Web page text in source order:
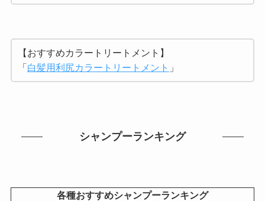
【おすすめカラートリートメント】
「白髪用利尻カラートリートメント 」
シャンプーランキング
各種おすすめシャンプーランキング